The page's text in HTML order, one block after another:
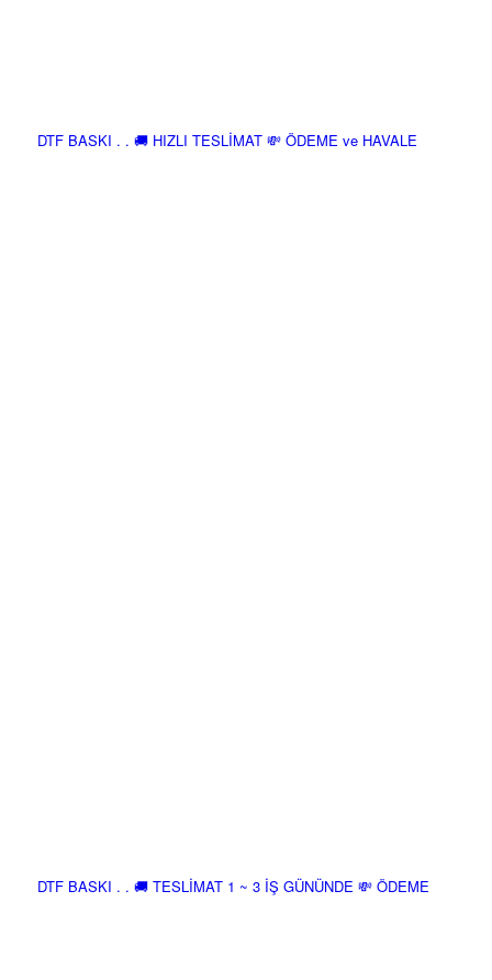
DTF BASKI . . 🚚 HIZLI TESLİMAT 💸 ÖDEME ve HAVALE
DTF BASKI . . 🚚 TESLİMAT 1 ~ 3 İŞ GÜNÜNDE 💸 ÖDEME